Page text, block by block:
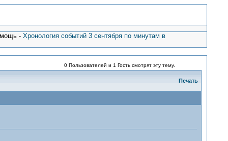
-Хронология событий 3 сентября по минутам в
0 Пользователей и 1 Гость смотрят эту тему.
Печать